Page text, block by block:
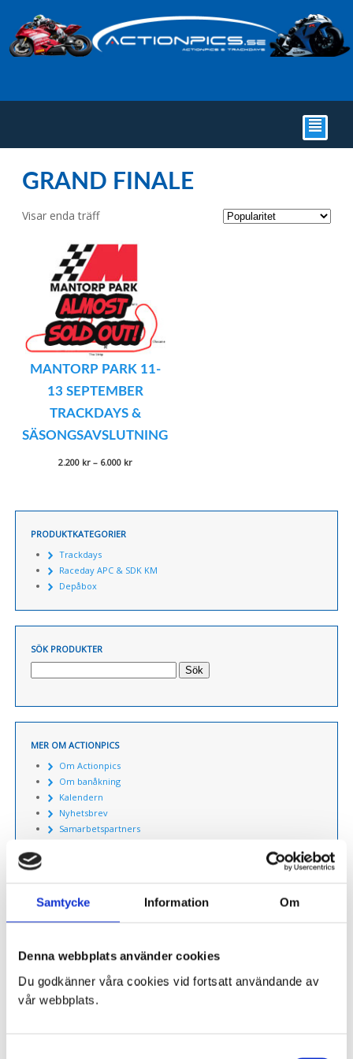
Samtycke Information Om
Denna webbplats använder cookies
Du godkänner våra cookies vid fortsatt användande av
vår webbplats.
²
GRAND FINALE
Visar enda träff
MANTORP PARK 11-
13 SEPTEMBER
TRACKDAYS &
SÄSONGSAVSLUTNING
2.200 kr – 6.000 krPrisintervall:
PRODUKTKATEGORIER
Trackdays
Raceday APC & SDK KM
Depåbox
SÖK PRODUKTER
Sök
MER OM ACTIONPICS
Om Actionpics
Om banåkning
Kalendern
Nyhetsbrev
Samarbetspartners
KUNDSERVICE
Köp & leveransvillkor
Avbokning & Reklamation
Mitt konto